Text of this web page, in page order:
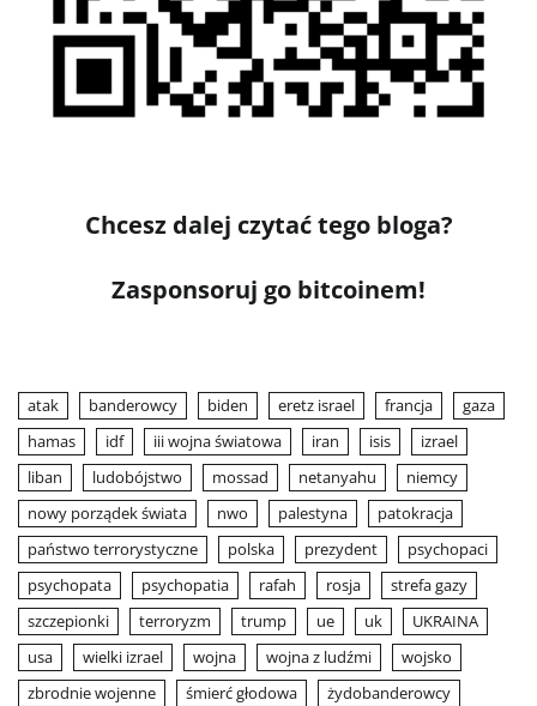
Chcesz dalej czytać tego bloga?
Zasponsoruj go bitcoinem!
atak banderowcy biden eretz israel francja
gaza
hamas
idf iii wojna światowa iran isis
izrael
liban
ludobójstwo mossad netanyahu
niemcy
nowy porządek świata
nwo palestyna
patokracja
państwo terrorystyczne
polska prezydent
psychopaci
psychopata
psychopatia rafah rosja
strefa gazy
szczepionki
terroryzm trump ue uk
UKRAINA
usa
wielki izrael wojna wojna z ludźmi
wojsko
zbrodnie wojenne
śmierć głodowa
żydobanderowcy